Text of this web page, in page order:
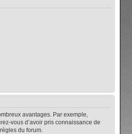
avantages. Par exemple,
vous d’avoir pris connaissance de
du forum.